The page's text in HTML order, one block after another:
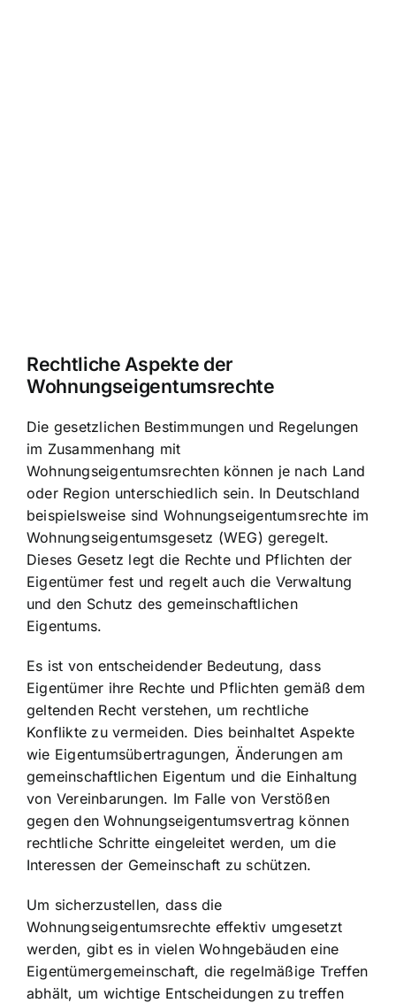
Rechtliche Aspekte der
Wohnungseigentumsrechte
Die gesetzlichen Bestimmungen und Regelungen
im Zusammenhang mit
Wohnungseigentumsrechten können je nach Land
oder Region unterschiedlich sein. In Deutschland
beispielsweise sind Wohnungseigentumsrechte im
Wohnungseigentumsgesetz (WEG) geregelt.
Dieses Gesetz legt die Rechte und Pflichten der
Eigentümer fest und regelt auch die Verwaltung
und den Schutz des gemeinschaftlichen
Eigentums.
Es ist von entscheidender Bedeutung, dass
Eigentümer ihre Rechte und Pflichten gemäß dem
geltenden Recht verstehen, um rechtliche
Konflikte zu vermeiden. Dies beinhaltet Aspekte
wie Eigentumsübertragungen, Änderungen am
gemeinschaftlichen Eigentum und die Einhaltung
von Vereinbarungen. Im Falle von Verstößen
gegen den Wohnungseigentumsvertrag können
rechtliche Schritte eingeleitet werden, um die
Interessen der Gemeinschaft zu schützen.
Um sicherzustellen, dass die
Wohnungseigentumsrechte effektiv umgesetzt
werden, gibt es in vielen Wohngebäuden eine
Eigentümergemeinschaft, die regelmäßige Treffen
abhält, um wichtige Entscheidungen zu treffen